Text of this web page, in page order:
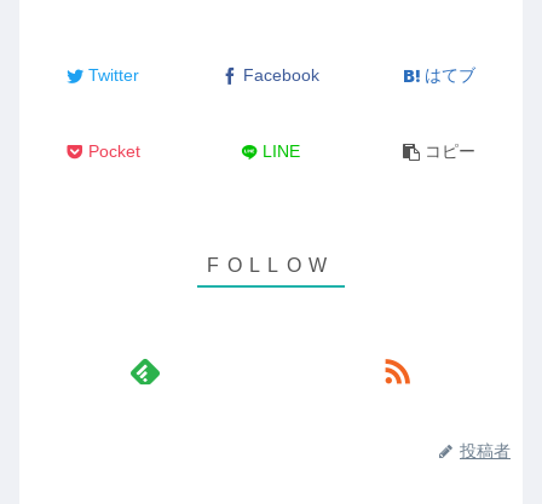
Twitter Facebook はてブ
Pocket LINE コピー
投稿者